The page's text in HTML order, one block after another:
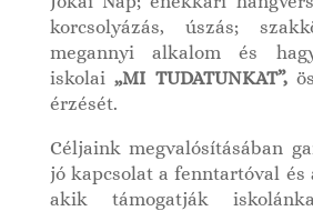
korcsolyázás, úszás;
megannyi alkalom és
iskolai „MI TUDATUNKAT”,
érzését.
Céljaink megvalósításában
jó kapcsolat a fenntartóval és
akik támogatják